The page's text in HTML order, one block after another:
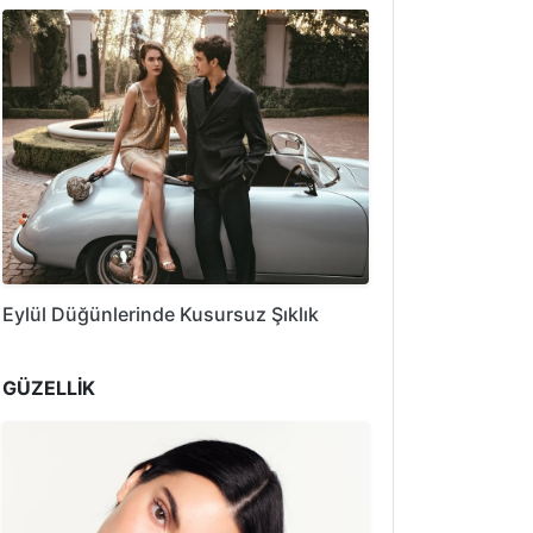
Eylül Düğünlerinde Kusursuz Şıklık
GÜZELLİK